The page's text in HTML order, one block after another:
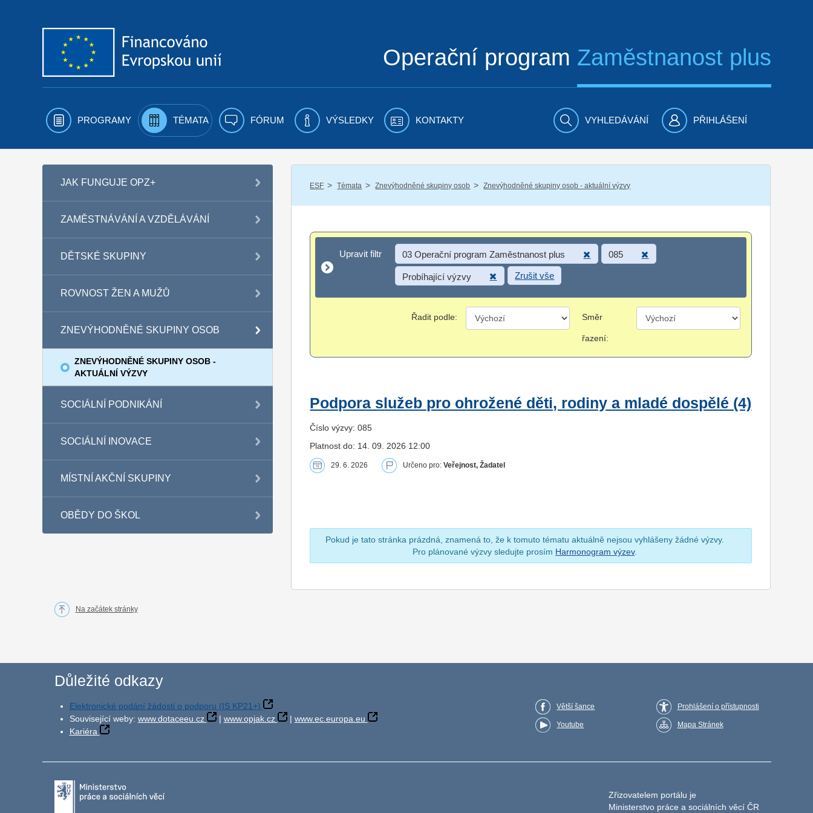
Operační program Zaměstnanost plus
PROGRAMY TÉMATA FÓRUM VÝSLEDKY KONTAKTY VYHLEDÁVÁNÍ PŘIHLÁŠENÍ
JAK FUNGUJE OPZ+
ZAMĚSTNÁVÁNÍ A VZDĚLÁVÁNÍ
DĚTSKÉ SKUPINY
ROVNOST ŽEN A MUŽŮ
ZNEVÝHODNĚNÉ SKUPINY OSOB
ZNEVÝHODNĚNÉ SKUPINY OSOB -
AKTUÁLNÍ VÝZVY
SOCIÁLNÍ PODNIKÁNÍ
SOCIÁLNÍ INOVACE
MÍSTNÍ AKČNÍ SKUPINY
OBĚDY DO ŠKOL
ESF / Témata / Znevýhodněné skupiny osob / Znevýhodněné skupiny osob - aktuální výzvy
Upravit filtr
Upravit filtr 03 Operační program Zaměstnanost plus 085
Probíhající výzvy Zrušit vše
Řadit podle: Směr
řazení:
Podpora služeb pro ohrožené děti, rodiny a mladé dospělé (4)
Číslo výzvy: 085
Platnost do: 14. 09. 2026 12:00
29. 6. 2026 Určeno pro:Veřejnost, Žadatel
Pokud je tato stránka prázdná, znamená to, že k tomuto tématu aktuálně nejsou vyhlášeny žádné výzvy.
Pro plánované výzvy sledujte prosím Harmonogram výzev.
Na začátek stránky
Důležité odkazy
Elektronické podání žádosti o podporu (IS KP21+)
Související weby: www.dotaceeu.cz | www.opjak.cz | www.ec.europa.eu
Kariéra
Větší šance
Youtube
Prohlášení o přístupnosti
Mapa Stránek
Zřizovatelem portálu je
Ministerstvo práce a sociálních věcí ČR